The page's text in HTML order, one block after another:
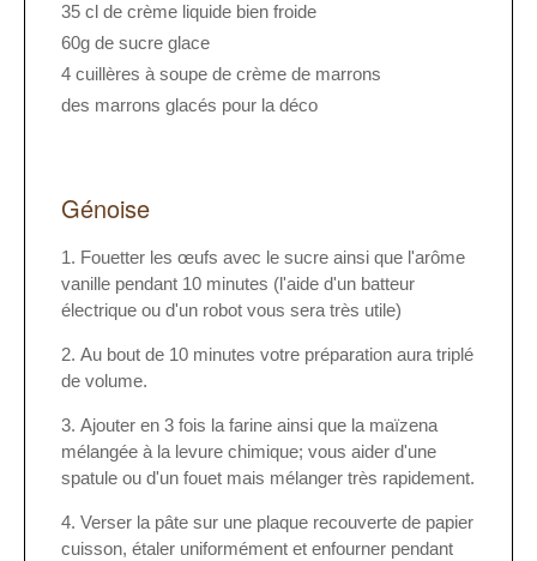
35 cl de crème liquide bien froide
60g de sucre glace
4 cuillères à soupe de crème de marrons
des marrons glacés pour la déco
Génoise
Fouetter les œufs avec le sucre ainsi que l'arôme
vanille pendant 10 minutes (l'aide d'un batteur
électrique ou d'un robot vous sera très utile)
Au bout de 10 minutes votre préparation aura triplé
de volume.
Ajouter en 3 fois la farine ainsi que la maïzena
mélangée à la levure chimique; vous aider d'une
spatule ou d'un fouet mais mélanger très rapidement.
Verser la pâte sur une plaque recouverte de papier
cuisson, étaler uniformément et enfourner pendant